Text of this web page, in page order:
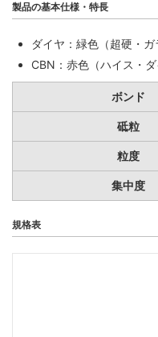
製品の基本仕様・特長
ダイヤ：緑色（超硬・ガ
CBN：赤色（ハイス・ダ
ボンド
砥粒
粒度
集中度
規格表